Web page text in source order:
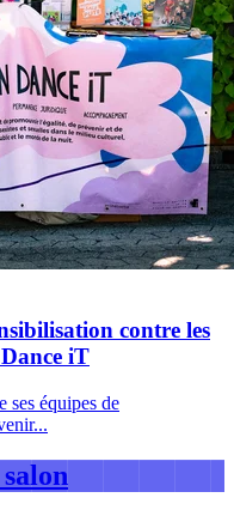
contre les
iT
ses équipes de
...